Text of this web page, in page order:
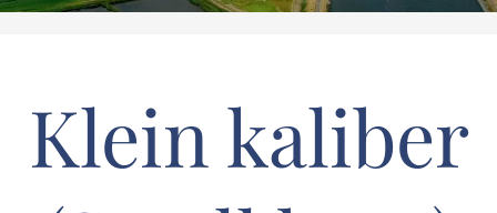
Klein kaliber